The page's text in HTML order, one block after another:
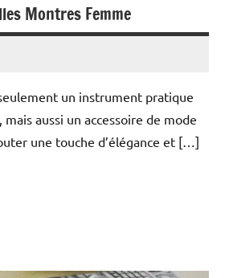
Montres Femme
un instrument pratique
aussi un accessoire de mode
une touche d’élégance et […]